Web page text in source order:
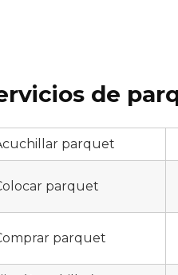
de
parquet
parquet
parquet